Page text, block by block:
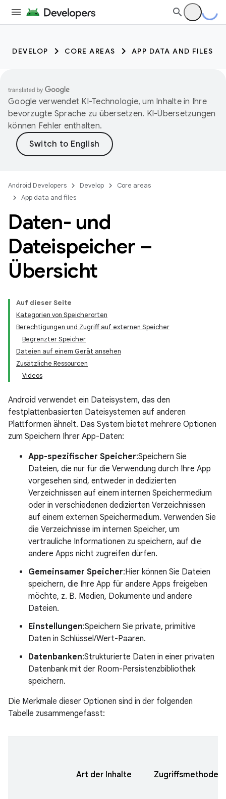
DEVELOP CORE AREAS APP DATA AND FILES
Google verwendet KI-Technologie, um Inhalte in Ihre
bevorzugte Sprache zu übersetzen. KI-Übersetzungen
können Fehler enthalten.
Android Developers Develop
Core areas
App data and files
Daten- und
Dateispeicher –
Übersicht
Auf dieser Seite
Kategorien von Speicherorten
Berechtigungen und Zugriff auf externen Speicher
Begrenzter Speicher
Dateien auf einem Gerät ansehen
Zusätzliche Ressourcen
Videos
Android verwendet ein Dateisystem, das den
festplattenbasierten Dateisystemen auf anderen
Plattformen ähnelt. Das System bietet mehrere Optionen
zum Speichern Ihrer App-Daten:
App-spezifischer Speicher:Speichern Sie
Dateien, die nur für die Verwendung durch Ihre App
vorgesehen sind, entweder in dedizierten
Verzeichnissen auf einem internen Speichermedium
oder in verschiedenen dedizierten Verzeichnissen
auf einem externen Speichermedium. Verwenden Sie
die Verzeichnisse im internen Speicher, um
vertrauliche Informationen zu speichern, auf die
andere Apps nicht zugreifen dürfen.
Gemeinsamer Speicher:Hier können Sie Dateien
speichern, die Ihre App für andere Apps freigeben
möchte, z. B. Medien, Dokumente und andere
Dateien.
Einstellungen:Speichern Sie private, primitive
Daten in Schlüssel/Wert-Paaren.
Datenbanken:Strukturierte Daten in einer privaten
Datenbank mit der Room-Persistenzbibliothek
speichern.
Die Merkmale dieser Optionen sind in der folgenden
Tabelle zusammengefasst:
Art der Inhalte Zugriffsmethode